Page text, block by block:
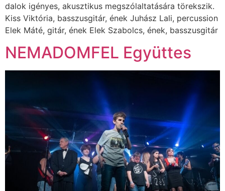
dalok igényes, akusztikus megszólaltatására törekszik.
Kiss Viktória, basszusgitár, ének Juhász Lali, percussion
Elek Máté, gitár, ének Elek Szabolcs, ének, basszusgitár
NEMADOMFEL Együttes